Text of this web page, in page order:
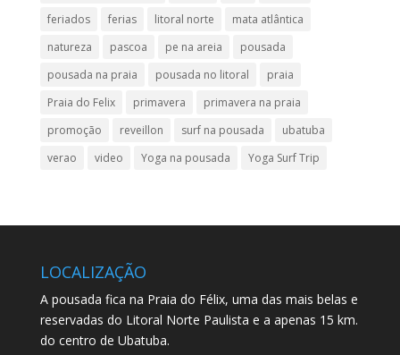
feriados
ferias litoral norte
mata atlântica
natureza
pascoa pe na areia
pousada
pousada na praia
pousada no litoral
praia
Praia do Felix
primavera
primavera na praia
promoção
reveillon surf na pousada
ubatuba
verao
video Yoga na pousada Yoga Surf Trip
LOCALIZAÇÃO
A pousada fica na Praia do Félix, uma das mais belas e
reservadas do Litoral Norte Paulista e a apenas 15 km.
do centro de Ubatuba.